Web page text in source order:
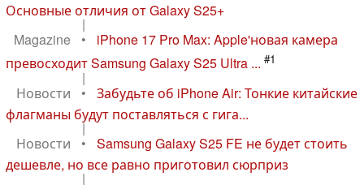
Основные отличия от Galaxy S25+
|
Magazine
•
iPhone 17 Pro Max: Apple'новая камера
превосходит Samsung Galaxy S25 Ultra ... #1
|
Новости
•
Забудьте об iPhone Air: Тонкие китайские
флагманы будут поставляться с гига...
|
Новости
•
Samsung Galaxy S25 FE не будет стоить
дешевле, но все равно приготовил сюрприз
|